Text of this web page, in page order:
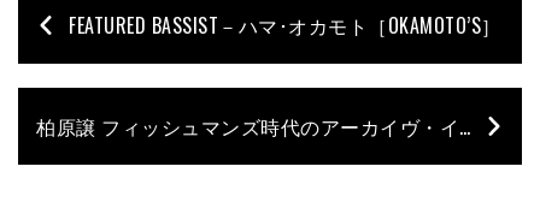
FEATURED BASSIST－ハマ･オカモト［OKAMOTO’S］
柏原譲 フィッシュマンズ時代のアーカイヴ・インタビューを特別公開【祝！デビュー30周年＆映画ヒット】